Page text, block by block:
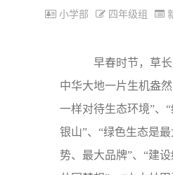
小学部 四年级组
早春时节，草长
中华大地一片生机盎
一样对待生态环境”、
银山”、“绿色生态是
势、最大品牌”、“建